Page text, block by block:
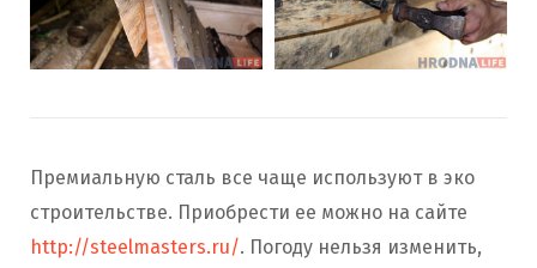
Премиальную сталь все чаще используют в эко
строительстве. Приобрести ее можно на сайте
http://steelmasters.ru/. Погоду нельзя изменить,